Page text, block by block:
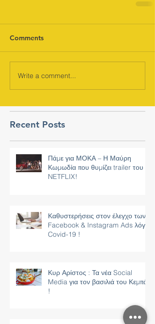
Comments
Write a comment...
Recent Posts
Πάμε για ΜΟΚΑ – Η Μαύρη
Κωμωδία που θυμίζει trailer του
NETFLIX!
Καθυστερήσεις στον έλεγχο των
Facebook & Instagram Ads λόγω
Covid-19 !
Κυρ Αρίστος : Τα νέα Social
Media για τον βασιλιά του Κεμπάπ
!